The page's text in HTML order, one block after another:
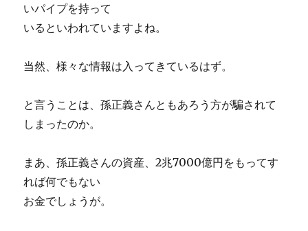
いパイプを持って
いるといわれていますよね。
当然、様々な情報は入ってきているはず。
と言うことは、孫正義さんともあろう方が騙されて
しまったのか。
まあ、孫正義さんの資産、2兆7000億円をもってす
れば何でもない
お金でしょうが。